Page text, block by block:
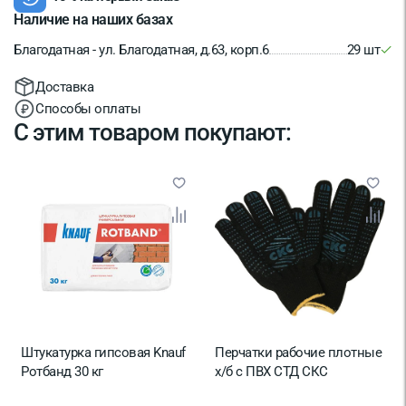
Наличие на наших базах
Благодатная - ул. Благодатная, д.63, корп.6 29 шт
Доставка
Способы оплаты
С этим товаром покупают:
Штукатурка гипсовая Knauf
Ротбанд 30 кг
Перчатки рабочие плотные
х/б с ПВХ СТД СКС